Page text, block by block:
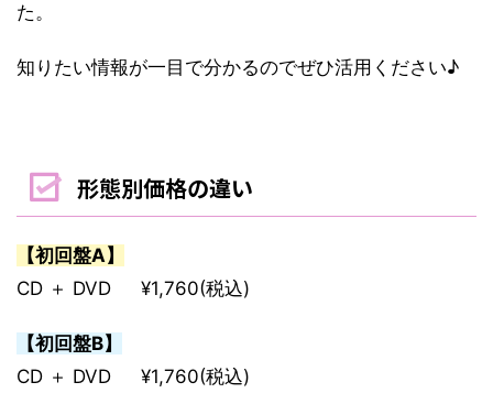
た。
知りたい情報が一目で分かるのでぜひ活用ください♪
形態別価格の違い
【初回盤A】
CD ＋ DVD ¥1,760(税込)
【初回盤B】
CD ＋ DVD ¥1,760(税込)